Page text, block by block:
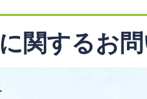
関するお